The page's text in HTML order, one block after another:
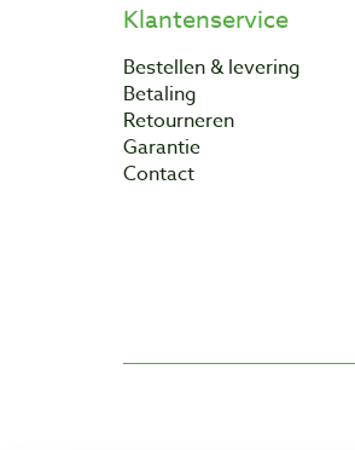
Klantenservice
Bestellen & levering
Betaling
Retourneren
Garantie
Contact